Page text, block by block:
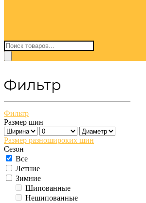
Поиск
товаров
Фильтр
Фильтр
Размер шин
Размер разношироких шин
Сезон
Все
Летние
Зимние
Шипованные
Нешипованные